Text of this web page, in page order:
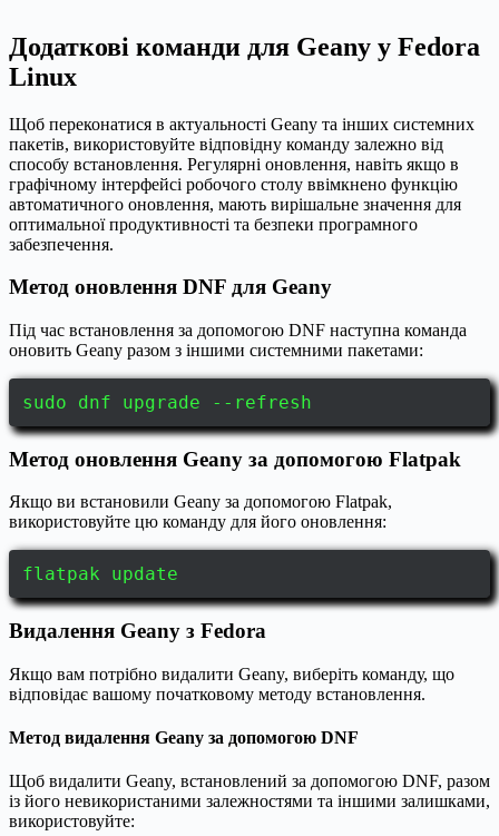
Додаткові команди для Geany у Fedora
Linux
Щоб переконатися в актуальності Geany та інших системних
пакетів, використовуйте відповідну команду залежно від
способу встановлення. Регулярні оновлення, навіть якщо в
графічному інтерфейсі робочого столу ввімкнено функцію
автоматичного оновлення, мають вирішальне значення для
оптимальної продуктивності та безпеки програмного
забезпечення.
Метод оновлення DNF для Geany
Під час встановлення за допомогою DNF наступна команда
оновить Geany разом з іншими системними пакетами:
sudo dnf upgrade --refresh
Метод оновлення Geany за допомогою Flatpak
Якщо ви встановили Geany за допомогою Flatpak,
використовуйте цю команду для його оновлення:
flatpak update
Видалення Geany з Fedora
Якщо вам потрібно видалити Geany, виберіть команду, що
відповідає вашому початковому методу встановлення.
Метод видалення Geany за допомогою DNF
Щоб видалити Geany, встановлений за допомогою DNF, разом
із його невикористаними залежностями та іншими залишками,
використовуйте: